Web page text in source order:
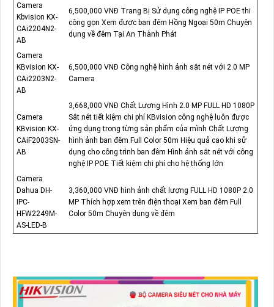
Camera
Kbvision KX-
CAi2204N2-
AB
6,500,000 VNĐ Trang Bị Sử dụng công nghệ IP POE thi
công gọn Xem được ban đêm Hồng Ngoại 50m Chuyên
dụng về đêm Tại An Thành Phát
Camera
KBvision KX-
CAi2203N2-
AB
6,500,000 VNĐ Công nghệ hình ảnh sắt nét với 2.0 MP
Camera
Camera
KBvision KX-
CAiF2003SN-
AB
3,668,000 VNĐ Chất Lượng Hình 2.0 MP FULL HD 1080P
Sắt nét tiết kiệm chi phí KBvision công nghệ luôn được
ứng dụng trong từng sản phẩm của mình Chất Lượng
hình ảnh ban đêm Full Color 50m Hiệu quả cao khi sử
dụng cho công trình ban đêm Hình ảnh sắt nét với công
nghệ IP POE Tiết kiệm chi phí cho hệ thống lớn
Camera
Dahua DH-
IPC-
HFW2249M-
AS-LED-B
3,360,000 VNĐ hình ảnh chất lượng FULL HD 1080P 2.0
MP Thích hợp xem trên điện thoại Xem ban đêm Full
Color 50m Chuyên dụng về đêm